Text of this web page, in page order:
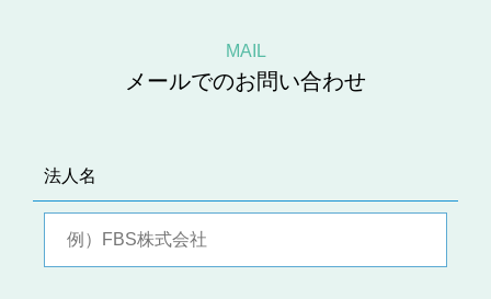
MAIL
メールでのお問い合わせ
法人名